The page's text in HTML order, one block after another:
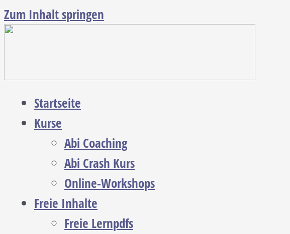
Zum Inhalt springen
Startseite
Kurse
Abi Coaching
Abi Crash Kurs
Online-Workshops
Freie Inhalte
Freie Lernpdfs